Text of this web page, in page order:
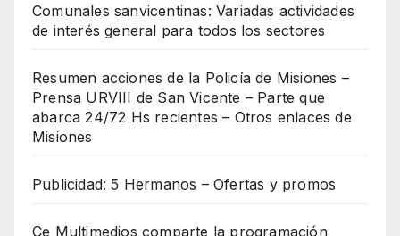
Comunales sanvicentinas: Variadas actividades
de interés general para todos los sectores
Resumen acciones de la Policía de Misiones –
Prensa URVIII de San Vicente – Parte que
abarca 24/72 Hs recientes – Otros enlaces de
Misiones
Publicidad: 5 Hermanos – Ofertas y promos
Ce Multimedios comparte la programación